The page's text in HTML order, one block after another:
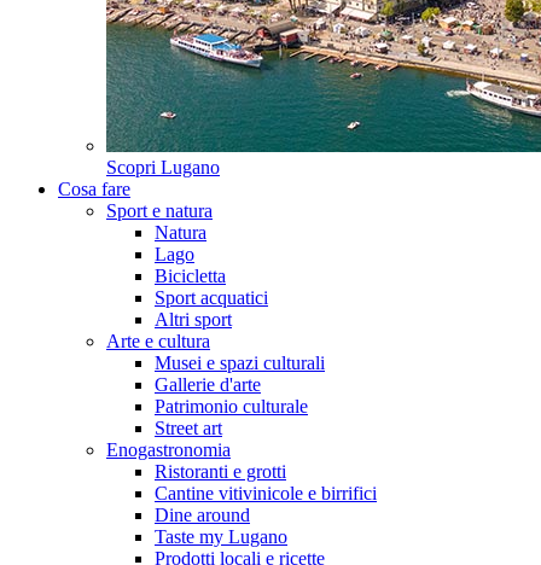
Scopri Lugano
Cosa fare
Sport e natura
Natura
Lago
Bicicletta
Sport acquatici
Altri sport
Arte e cultura
Musei e spazi culturali
Gallerie d'arte
Patrimonio culturale
Street art
Enogastronomia
Ristoranti e grotti
Cantine vitivinicole e birrifici
Dine around
Taste my Lugano
Prodotti locali e ricette